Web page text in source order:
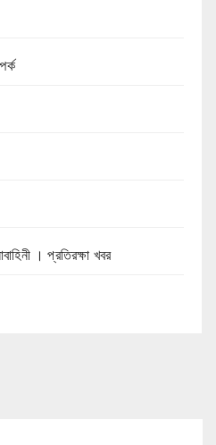
। প্রতিরক্ষা খবর